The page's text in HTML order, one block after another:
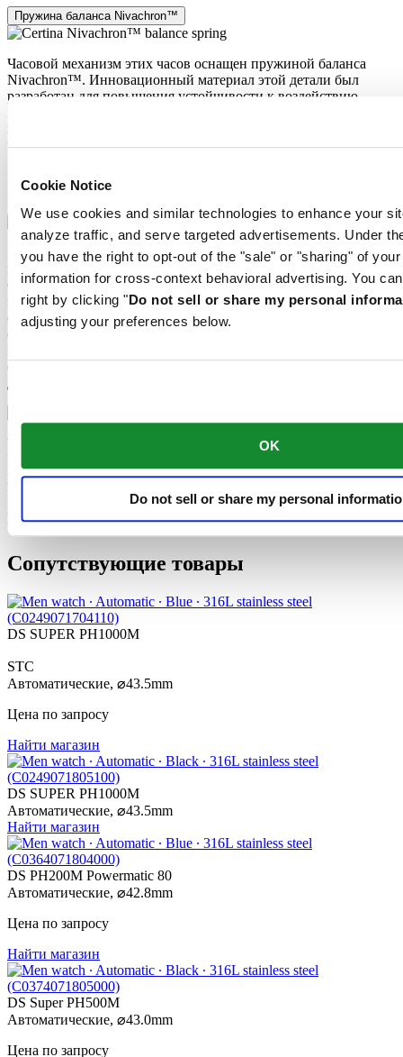
Cookie Notice
We use cookies and similar technologies to enhance your
analyze traffic, and serve targeted advertisements. Under
you have the right to opt-out of the "sale" or "sharing" of
information for cross-context behavioral advertising. You
right by clicking "Do not sell or share my personal
adjusting your preferences below.
OK
Do not sell or share my personal
Пружина баланса Nivachron™
Часовой механизм этих часов оснащен пружиной баланса
Nivachron™. Инновационный материал этой детали был
разработан для повышения устойчивости к воздействию
магнитных полей. Эта важная деталь вносит долгосрочный
вклад в надежность, помехоустойчивость и точность хода
часов.
Пружина баланса Nivachron™
Последняя версия системы «DS» ― результат масштабных
исследований в области ударопрочности наручных часов.
Современное оборудование и всесторонние испытания
позволили разработать сверхпрочную конструкцию, в
очередной раз ставшую эталонной. В чем секрет успеха новой
системы «DS Concept Extreme Shock Resistance»?
Проверенные временем характеристики классической
системы двойной надежности в сочетании с тремя
Часовой механизм этих часов оснащен пружиной баланса
Nivachron™. Инновационный материал этой детали был
разработан для повышения устойчивости к воздействию
магнитных полей. Эта важная деталь вносит долгосрочный
вклад в надежность, помехоустойчивость и точность хода
часов.
Сопутствующие товары
DS SUPER PH1000M
STC
Автоматические, ⌀43.5mm
Цена по запросу
Найти магазин
DS SUPER PH1000M
Автоматические, ⌀43.5mm
Найти магазин
DS PH200M Powermatic 80
Автоматические, ⌀42.8mm
Цена по запросу
Найти магазин
DS Super PH500M
Автоматические, ⌀43.0mm
Цена по запросу